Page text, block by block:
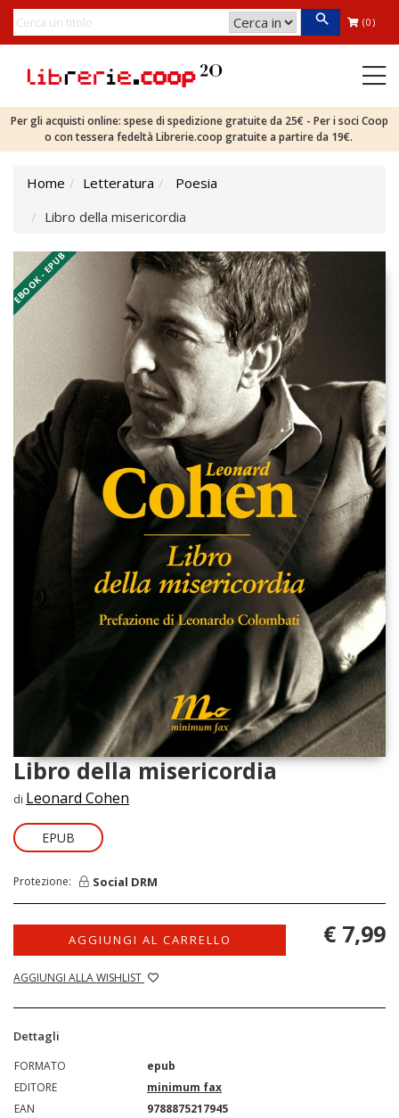
(0)
Per gli acquisti online: spese di spedizione gratuite da 25€ - Per i soci Coop
o con tessera fedeltà Librerie.coop gratuite a partire da 19€.
Home Letteratura
Poesia
Libro della misericordia
EBOOK - EPUB
Libro della misericordia
di Leonard Cohen
EPUB
Protezione: Social DRM
AGGIUNGI AL CARRELLO
AGGIUNGI ALLA WISHLIST
€ 7,99
Dettagli
FORMATO
epub
EDITORE
minimum fax
EAN
9788875217945